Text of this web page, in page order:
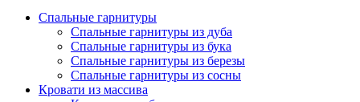
Спальные гарнитуры
Спальные гарнитуры из дуба
Спальные гарнитуры из бука
Спальные гарнитуры из березы
Спальные гарнитуры из сосны
Кровати из массива